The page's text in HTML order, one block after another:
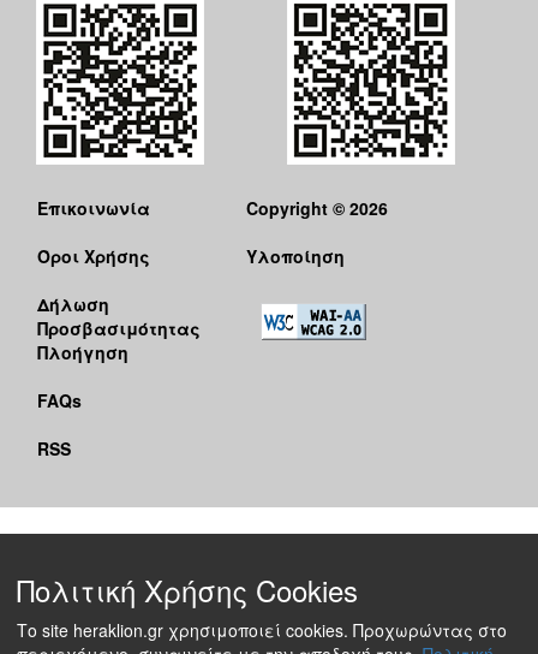
Επικοινωνία
Όροι Χρήσης
Δήλωση
Προσβασιμότητας
Πλοήγηση
FAQs
RSS
Copyright © 2026
Υλοποίηση
Πολιτική Χρήσης Cookies
Το site heraklion.gr χρησιμοποιεί cookies. Προχωρώντας στο